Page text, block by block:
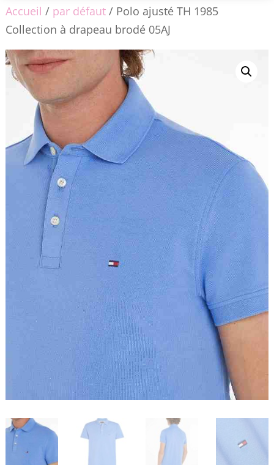
Accueil / par défaut/ Polo ajusté TH 1985
Collection à drapeau brodé 05AJ